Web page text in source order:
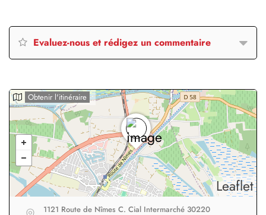
Evaluez-nous et rédigez un commentaire
Leaflet
Obtenir l'itinéraire
1121 Route de Nîmes C. Cial Intermarché 30220